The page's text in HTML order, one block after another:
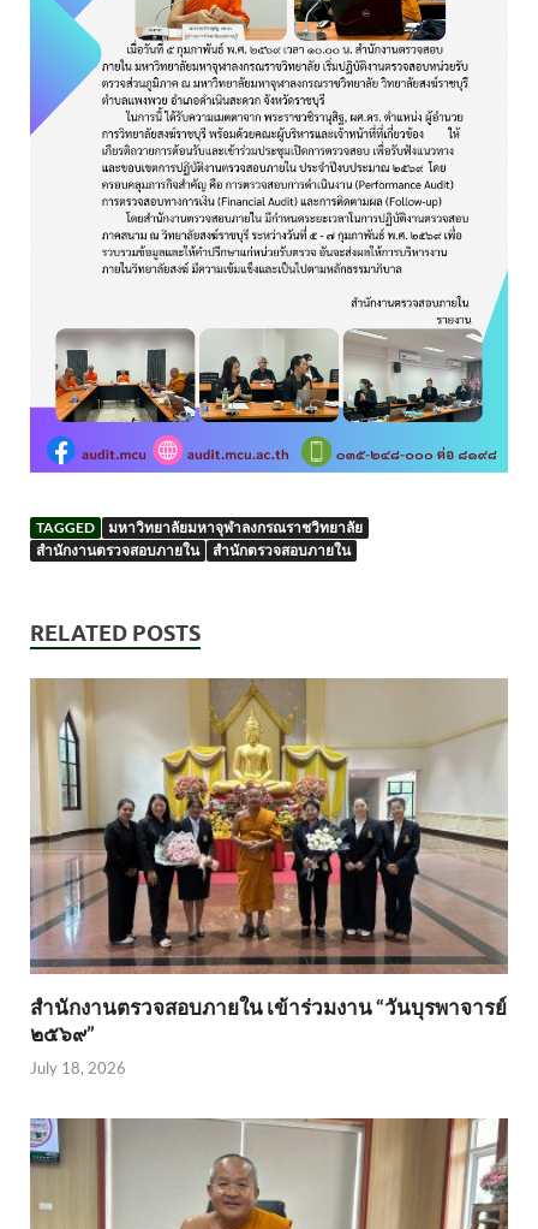
TAGGED
มหาวิทยาลัยมหาจุฬาลงกรณราชวิทยาลัย
สำนักงานตรวจสอบภายใน
สำนักตรวจสอบภายใน
RELATED POSTS
สำนักงานตรวจสอบภายใน เข้าร่วมงาน “วันบุรพาจารย์
๒๕๖๙”
July 18, 2026